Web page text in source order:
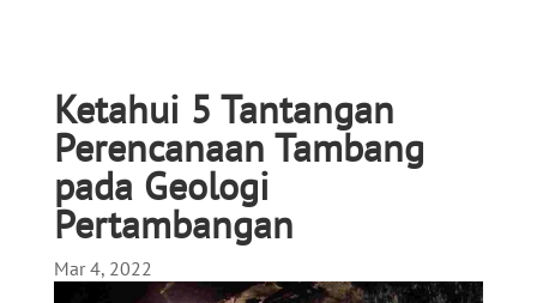
Ketahui 5 Tantangan
Perencanaan Tambang
pada Geologi
Pertambangan
Mar 4, 2022